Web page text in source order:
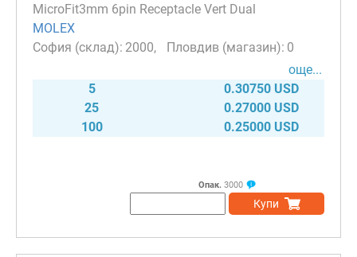
MicroFit3mm 6pin Receptacle Vert Dual
MOLEX
2000
0
още...
5
0.30750 USD
25
0.27000 USD
100
0.25000 USD
Опак. 3000
Купи